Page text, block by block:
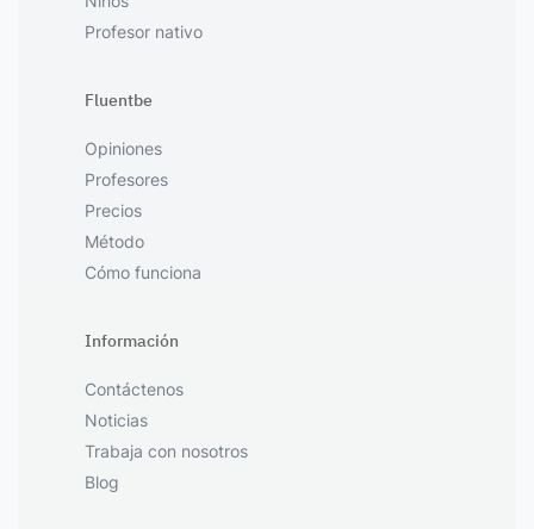
Profesor nativo
Fluentbe
Opiniones
Profesores
Precios
Método
Cómo funciona
Información
Contáctenos
Noticias
Trabaja con nosotros
Blog